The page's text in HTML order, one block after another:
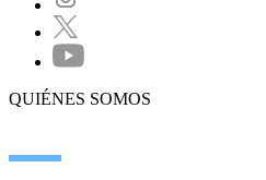
QUIÉNES SOMOS